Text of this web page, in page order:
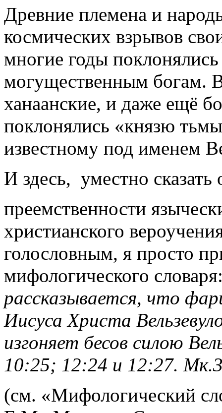
Древние племена и
космических взрывов
многие годы
могущественным богам.
ханаанские, и даже ещё
поклонялись «князю
известному под именем
И здесь, уместно сказать
преемственности
христианского
голословным, я просто
мифологического
рассказывается, что
Иисуса Христа
изгоняет бесов силою
10:25; 12:24 и 12:27.
(см. «Мифологический